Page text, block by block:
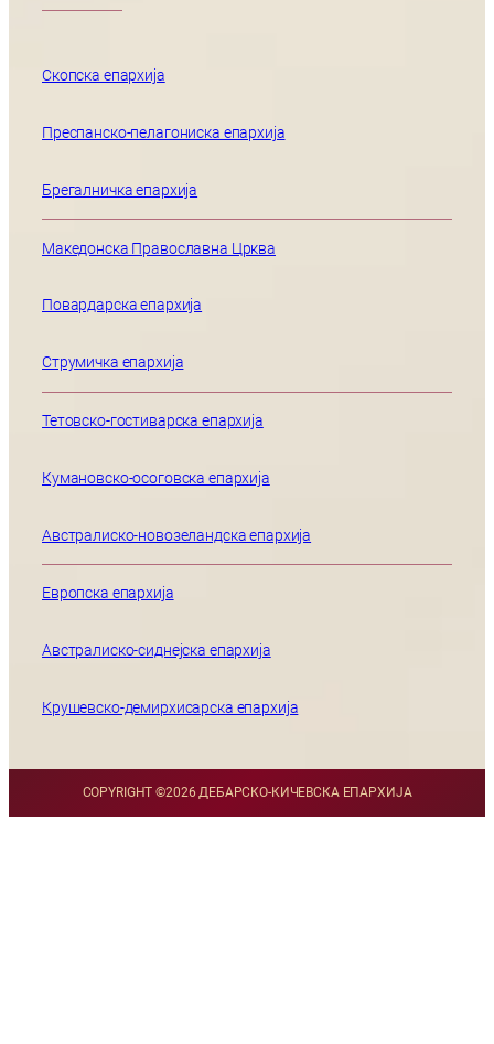
Скопска епархија
Преспанско-пелагониска епархија
Брегалничка епархија
Македонска Православна Црква
Повардарска епархија
Струмичка епархија
Тетовско-гостиварска епархија
Кумановско-осоговска епархија
Австралиско-новозеландска епархија
Европска епархија
Австралиско-сиднејска епархија
Крушевско-демирхисарска епархија
COPYRIGHT ©2026 ДЕБАРСКО-КИЧЕВСКА ЕПАРХИЈА